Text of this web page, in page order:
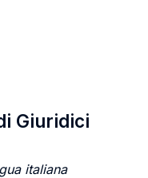
Giuridici
italiana